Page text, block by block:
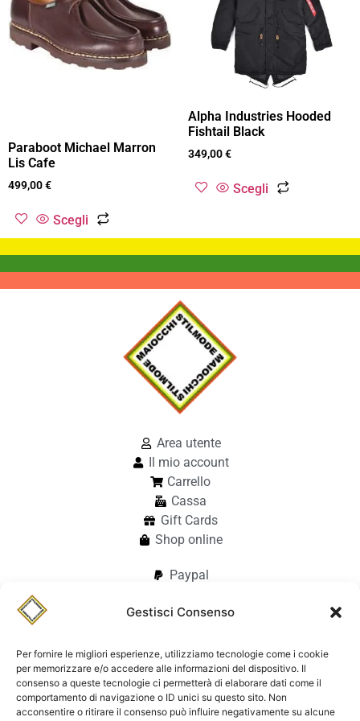
Gestisci Consenso
Per fornire le migliori esperienze, utilizziamo tecnologie come i cookie
per memorizzare e/o accedere alle informazioni del dispositivo. Il
consenso a queste tecnologie ci permetterà di elaborare dati come il
comportamento di navigazione o ID unici su questo sito. Non
acconsentire o ritirare il consenso può influire negativamente su alcune
Paraboot Michael Marron
Lis Cafe
499,00€
Scegli
Alpha Industries Hooded
Fishtail Black
349,00€
Scegli
Area utente
Il mio account
Carrello
Cassa
Gift Cards
Shop online
Paypal
Carte di credito
Google Pay
Bonifico
Pagamento alla consegna